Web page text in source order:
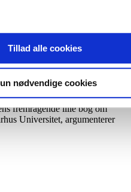
Tillad alle cookies
nødvendige cookies
Tillid og Tilsyn
fremragende lille bog om
Universitet, argumenterer